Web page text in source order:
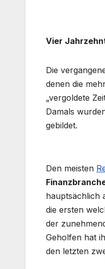
Vier
Die
denen die
„vergoldete
Damals
gebildet.
Den meisten
hauptsächlich
die ersten
der
Geholfen hat
den letzten